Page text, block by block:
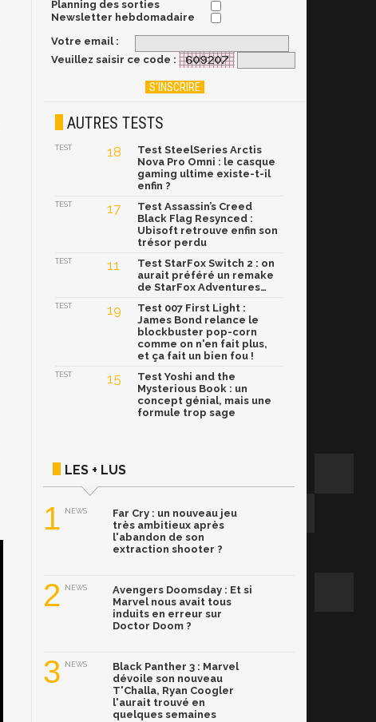
Planning des sorties
Newsletter hebdomadaire
Votre email :
Veuillez saisir ce code :
AUTRES TESTS
TEST 18
Test SteelSeries Arctis
Nova Pro Omni : le casque
gaming ultime existe-t-il
enfin ?
TEST 17
Test Assassin’s Creed
Black Flag Resynced :
Ubisoft retrouve enfin son
trésor perdu
TEST 11
Test StarFox Switch 2 : on
aurait préféré un remake
de StarFox Adventures…
TEST 19
Test 007 First Light :
James Bond relance le
blockbuster pop-corn
comme on n'en fait plus,
et ça fait un bien fou !
TEST 15
Test Yoshi and the
Mysterious Book : un
concept génial, mais une
formule trop sage
LES + LUS
1 NEWS
Far Cry : un nouveau jeu
très ambitieux après
l'abandon de son
extraction shooter ?
2 NEWS
Avengers Doomsday : Et si
Marvel nous avait tous
induits en erreur sur
Doctor Doom ?
3 NEWS
Black Panther 3 : Marvel
dévoile son nouveau
T'Challa, Ryan Coogler
l'aurait trouvé en
quelques semaines